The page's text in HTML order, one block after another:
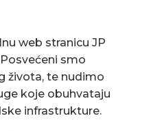
web stranicu JP
smo
života, te nudimo
koje obuhvataju
infrastrukture.